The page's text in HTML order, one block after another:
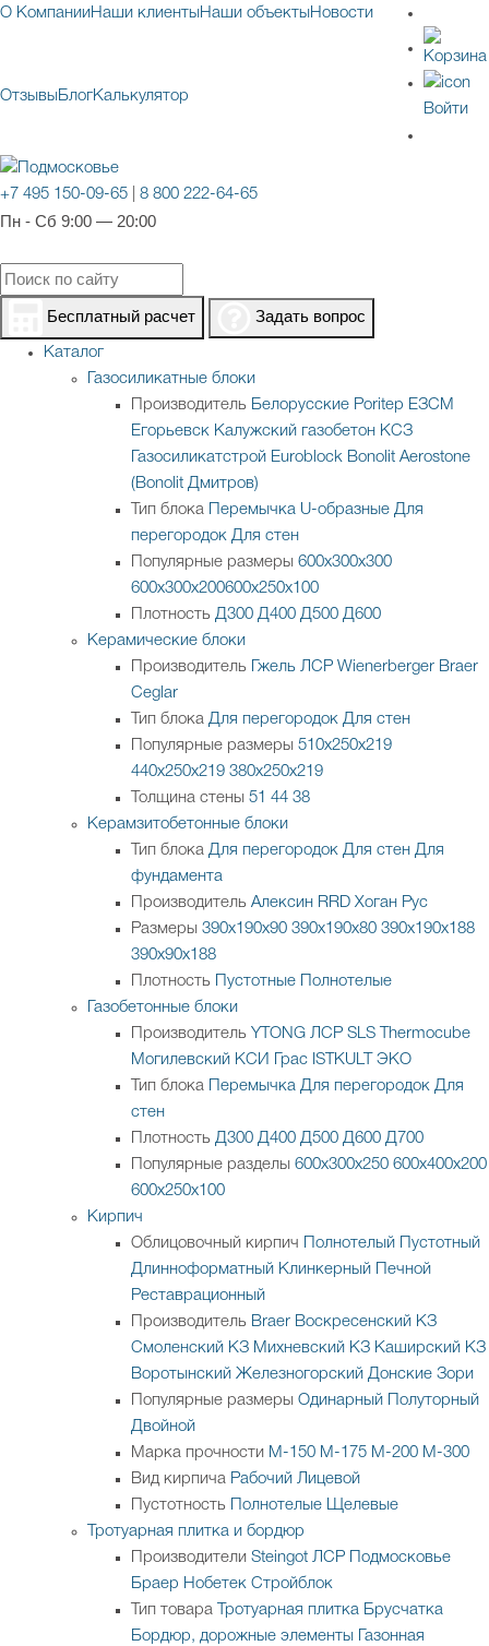
О КомпанииНаши клиентыНаши объектыНовости
ОтзывыБлогКалькулятор
Войти
+7 495 150-09-65 8 800 222-64-65
Пн - Сб 9:00 — 20:00
Бесплатный расчет Задать вопрос
Каталог
Газосиликатные блоки
Производитель Белорусские Poritep ЕЗСМ
Егорьевск Калужский газобетон КСЗ
Газосиликатстрой Euroblock Bonolit Aerostone
(Bonolit Дмитров)
Тип блока
Перемычка U-образные Для
перегородок Для стен
Популярные размеры 600х300х300
600х300х200600х250х100
Плотность Д300 Д400 Д500 Д600
Керамические блоки
Производитель
Гжель ЛСР Wienerberger Braer
Ceglar
Тип блока Для перегородок Для стен
Популярные размеры 510х250х219
440х250х219 380х250х219
Толщина стены 51 44 38
Керамзитобетонные блоки
Тип блока Для перегородок Для стен Для
фундамента
Производитель Алексин RRD Хоган Рус
Размеры 390х190х90 390х190х80 390х190х188
390х90х188
Плотность
Пустотные
Полнотелые
Газобетонные блоки
Производитель YTONG ЛСР SLS
Thermocube
Могилевский КСИ
Грас ISTKULT
ЭКО
Тип блока
Перемычка Для перегородок Для
стен
Плотность Д300 Д400 Д500 Д600 Д700
Популярные разделы 600х300х250 600х400х200
600х250х100
Кирпич
Облицовочный кирпич
Полнотелый
Пустотный
Длинноформатный Клинкерный
Печной
Реставрационный
Производитель Braer Воскресенский КЗ
Смоленский КЗ Михневский КЗ Каширский КЗ
Воротынский Железногорский Донские Зори
Популярные размеры Одинарный
Полуторный
Двойной
Марка прочности М-150 М-175 М-200 М-300
Вид кирпича Рабочий Лицевой
Пустотность
Полнотелые Щелевые
Тротуарная плитка и бордюр
Производители Steingot ЛСР
Подмосковье
Браер Нобетек Стройблок
Тип товара
Тротуарная плитка Брусчатка
Бордюр, дорожные элементы
Газонная